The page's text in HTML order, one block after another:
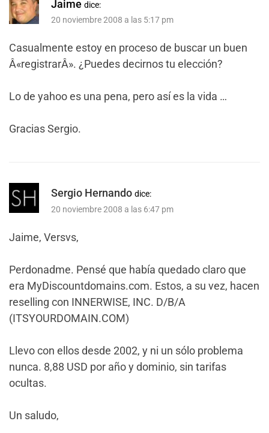
Jaime dice:
20 noviembre 2008 a las 5:17 pm
Casualmente estoy en proceso de buscar un buen
Â«registrarÂ». ¿Puedes decirnos tu elección?
Lo de yahoo es una pena, pero así es la vida …
Gracias Sergio.
Sergio Hernando dice:
20 noviembre 2008 a las 6:47 pm
Jaime, Versvs,
Perdonadme. Pensé que había quedado claro que
era MyDiscountdomains.com. Estos, a su vez, hacen
reselling con INNERWISE, INC. D/B/A
(ITSYOURDOMAIN.COM)
Llevo con ellos desde 2002, y ni un sólo problema
nunca. 8,88 USD por año y dominio, sin tarifas
ocultas.
Un saludo,